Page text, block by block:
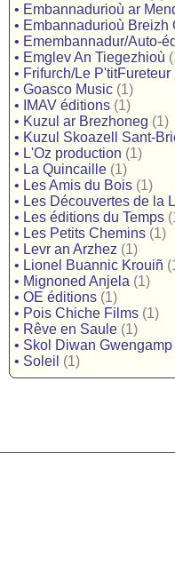
• Embannadurioù ar
• Embannadurioù Breizh
• Emembannadur/Auto-
• Emglev An Tiegezhioù
• Frifurch/Le P'titFureteur
• Goasco Music (1)
•
IMAV éditions (1)
• Kuzul ar Brezhoneg (1)
• Kuzul Skoazell Sant-
• L'Oz production (1)
• La Quincaille (1)
• Les Amis du Bois (1)
• Les Découvertes de la
• Les éditions du Temps
• Les Petits Chemins (1)
• Levr an Arzhez (1)
• Lionel Buannic Krouiñ
• Mignoned Anjela (1)
• OE éditions (1)
• Pois Chiche Films (1)
• Rêve en Saule (1)
• Skol Diwan Gwengamp
• Soleil (1)